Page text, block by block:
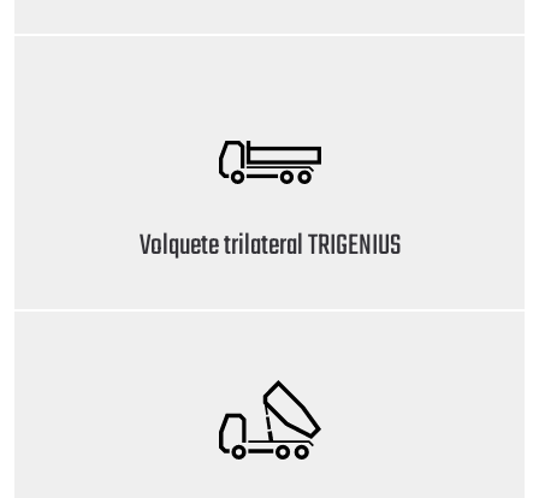
Volquete trilateral TRIGENIUS